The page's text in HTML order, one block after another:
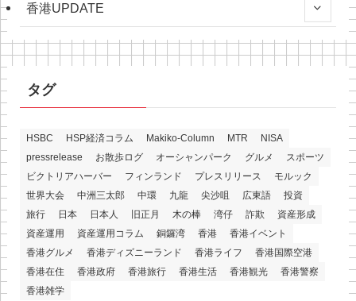
香港UPDATE
タグ
HSBC HSP経済コラム Makiko-Column MTR
NISA
pressrelease
お散歩ログ オーシャンパーク グルメ
スポーツ
ビクトリアハーバー
フィンランド プレスリリース
モルック
世界大会
中洲三太郎 中環 九龍 尖沙咀 広東語
投資
旅行
日本 日本人 旧正月 木の棒 湾仔 詐欺
資産形成
資産運用
資産運用コラム 銅鑼湾 香港
香港イベント
香港グルメ
香港ディズニーランド 香港ライフ
香港国際空港
香港在住
香港政府 香港旅行 香港生活 香港観光
香港警察
香港雑学